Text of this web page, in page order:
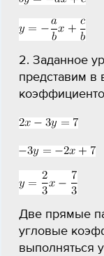
2. Заданное
представим в
Две прямые
угловые
выполняться